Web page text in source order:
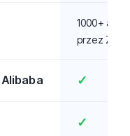
1000+
przez
✓
✓